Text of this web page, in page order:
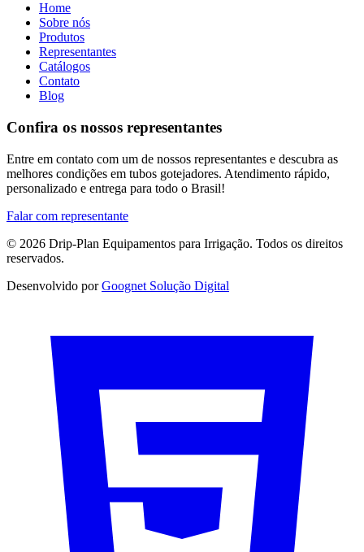
Home
Sobre nós
Produtos
Representantes
Catálogos
Contato
Blog
Confira os nossos representantes
Entre em contato com um de nossos representantes e descubra as
melhores condições em tubos gotejadores. Atendimento rápido,
personalizado e entrega para todo o Brasil!
Falar com representante
© 2026 Drip-Plan Equipamentos para Irrigação. Todos os direitos
reservados.
Desenvolvido porGoognet Solução Digital